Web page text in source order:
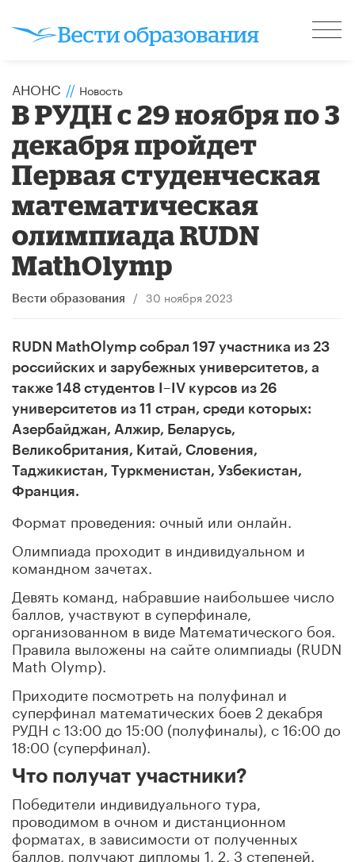
АНОНС // Новость
В РУДН с 29 ноября по 3
декабря пройдет
Первая студенческая
математическая
олимпиада RUDN
MathOlymp
Вести образования / 30 ноября 2023
RUDN MathOlymp собрал 197 участника из 23
российских и зарубежных университетов, а
также 148 студентов I–IV курсов из 26
университетов из 11 стран, среди которых:
Азербайджан, Алжир, Беларусь,
Великобритания, Китай, Словения,
Таджикистан, Туркменистан, Узбекистан,
Франция.
Формат проведения: очный или онлайн.
Олимпиада проходит в индивидуальном и
командном зачетах.
Девять команд, набравшие наибольшее число
баллов, участвуют в суперфинале,
организованном в виде Математического боя.
Правила выложены на сайте олимпиады (RUDN
Math Olymp).
Приходите посмотреть на полуфинал и
суперфинал математических боев 2 декабря
РУДН с 13:00 до 15:00 (полуфиналы), с 16:00 до
18:00 (суперфинал).
Что получат участники?
Победители индивидуального тура,
проводимом в очном и дистанционном
форматах, в зависимости от полученных
баллов, получают дипломы 1, 2, 3 степеней.